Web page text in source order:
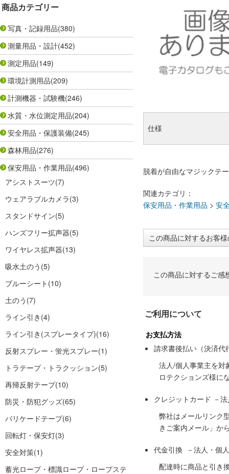
商品カテゴリー
写真・記録用品(380)
測量用品・設計(452)
測定用品(149)
環境計測用品(209)
計測機器・試験機(246)
水質・水位測定用品(204)
安全用品・保護装備(245)
森林用品(276)
保安用品・作業用品(496)
アシストスーツ(7)
ウェアラブルカメラ(3)
スタンドサイン(5)
ハンズフリー拡声器(5)
ワイヤレス拡声器(13)
吸水土のう (5)
ブルーシート (10)
土のう (7)
ライン引き (4)
ライン引き(スプレータイプ)(16)
反射スプレー・蛍光スプレー(1)
トラテープ・トラクッション(5)
再帰反射テープ(10)
防災・防犯グッズ(65)
バリケードテープ(6)
回転灯・保安灯(3)
安全対策(1)
蓄光ロープ・標識ロープ・ロープステ
仕様
脱着が自由なマジックテ
関連カテゴリ：
保安用品・作業用品 > 安
この商品に対するお客
この商品に対するご感
ご利用について
お支払方法
請求書後払い（決済代
法人/個人事業主を対
ロテクションズ様に
クレジットカード －
弊社はメールリンク
きご案内メール」か
代金引換 －法人・個
配達時に商品と引き